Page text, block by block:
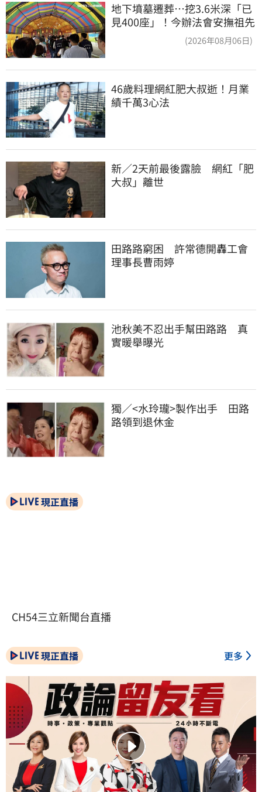
地下墳墓遷葬…挖3.6米深「已
見400座」！今辦法會安撫祖先
(2026年08月06日)
46歲料理網紅肥大叔逝！月業
績千萬3心法
新／2天前最後露臉　網紅「肥
大叔」離世
田路路窮困　許常德開轟工會
理事長曹雨婷
池秋美不忍出手幫田路路　真
實暖舉曝光
獨／<水玲瓏>製作出手　田路
路領到退休金
現正直播
CH54三立新聞台直播
現正直播 更多